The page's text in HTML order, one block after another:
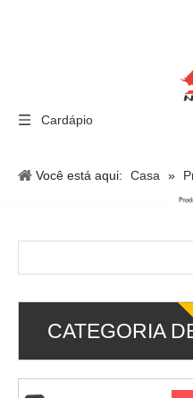
Cardápio
Você está aqui: Casa »
CATEGORIA